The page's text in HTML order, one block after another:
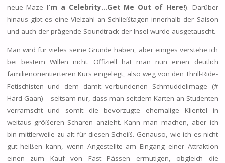
neue Maze I’m a Celebrity…Get Me Out of Here!). Darüber
hinaus gibt es eine Vielzahl an Schließtagen innerhalb der Saison
und auch der prägende Soundtrack der Insel wurde ausgetauscht.
Man wird für vieles seine Gründe haben, aber einiges verstehe ich
bei bestem Willen nicht. Offiziell hat man nun einen deutlich
familienorientierteren Kurs eingelegt, also weg von den Thrill-Ride-
Fetischisten und dem damit verbundenen Schmuddelimage (#
Hard Gaan) – seltsam nur, dass man seitdem Karten an Studenten
verramscht und somit die bevorzugte ehemalige Klientel in
weitaus größeren Scharen anzieht. Kann man machen, aber ich
bin mittlerweile zu alt für diesen Scheiß. Genauso, wie ich es nicht
gut heißen kann, wenn Angestellte am Eingang einer Attraktion
einen zum Kauf von Fast Pässen ermutigen, obgleich die